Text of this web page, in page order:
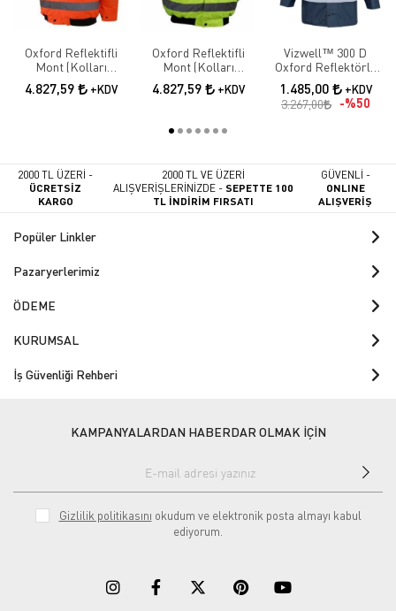
Oxford Reflektifli
Mont (Kolları
Çıkmalı)
4.827,59 +KDV
Oxford Reflektifli
Mont (Kolları
Çıkmalı)
4.827,59 +KDV
Vizwell™ 300 D
Oxford Reflektörlü
İçi Kapitoneli Lacivert
Parka
1.485,00 +KDV
3.267,00 %50
2000 TL ÜZERİ -
ÜCRETSİZ
KARGO
2000 TL VE ÜZERİ
ALIŞVERİŞLERİNİZDE -SEPETTE 100
TL İNDİRİM FIRSATI
GÜVENLİ -
ONLINE
ALIŞVERİŞ
Popüler Linkler
Pazaryerlerimiz
ÖDEME
KURUMSAL
İş Güvenliği Rehberi
KAMPANYALARDAN HABERDAR OLMAK İÇİN
Gizlilik politikasını okudum ve elektronik posta almayı kabul
ediyorum.